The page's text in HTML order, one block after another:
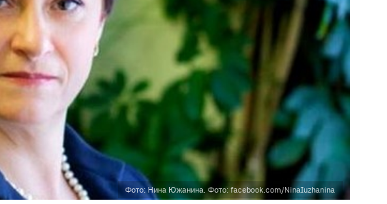
Фото: Нина Южанина. Фото: facebook.com/NinaIuzhanina